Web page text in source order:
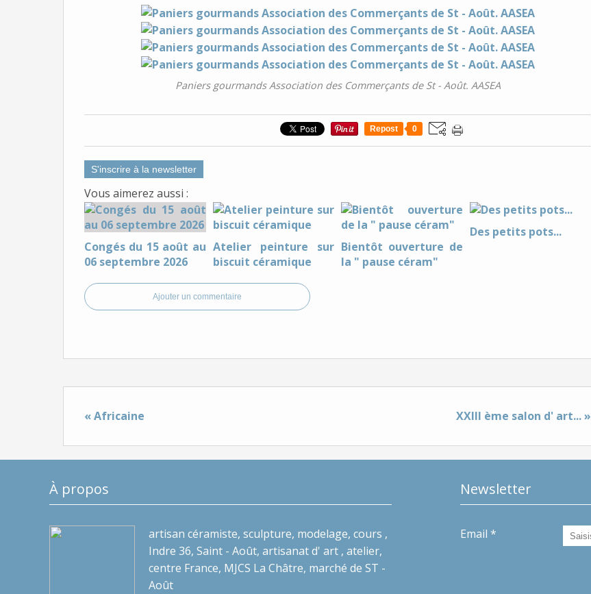
Paniers gourmands Association des Commerçants de St - Août. AASEA
Repost 0
S'inscrire à la newsletter
Vous aimerez aussi :
Congés du 15 août au
06 septembre 2026
Atelier peinture sur
biscuit céramique
Bientôt ouverture de
la " pause céram"
Des petits pots...
Ajouter un commentaire
« Africaine XXIII ème salon d' art... »
À propos
artisan céramiste, sculpture, modelage, cours ,
Indre 36, Saint - Août, artisanat d' art , atelier,
centre France, MJCS La Châtre, marché de ST -
Août
Newsletter
Email